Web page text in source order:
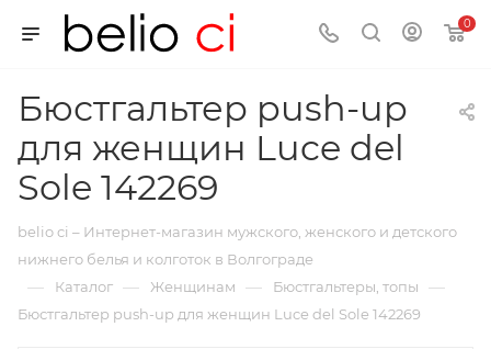
0
Бюстгальтер push-up
для женщин Luce del
Sole 142269
belio ci – Интернет-магазин мужского, женского и детского
нижнего белья и колготок в Волгограде
— Каталог — Женщинам — Бюстгальтеры, топы —
Бюстгальтер push-up для женщин Luce del Sole 142269